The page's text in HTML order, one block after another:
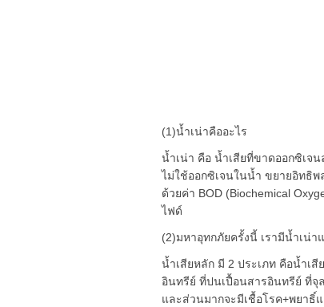
(1)น้ำเน่าคืออะไร
น้ำเน่า คือ น้ำเสียที่ขาดออกซิเจ
ไม่ใช้ออกซิเจนในน้ำ ขยายอิทธิ
ด้วยค่า BOD (Biochemical
ไฟด์
(2)มหาอุทกภัยครั้งนี้ เรามีน้ำเน่า
น้ำเสียหลัก มี 2 ประเภท คือน้ำเ
อินทรีย์ ที่ปนเปื้อนสารอินทรีย์ ที่จุ
และส่วนมากจะมีเชื้อโรค+พยาธิ์